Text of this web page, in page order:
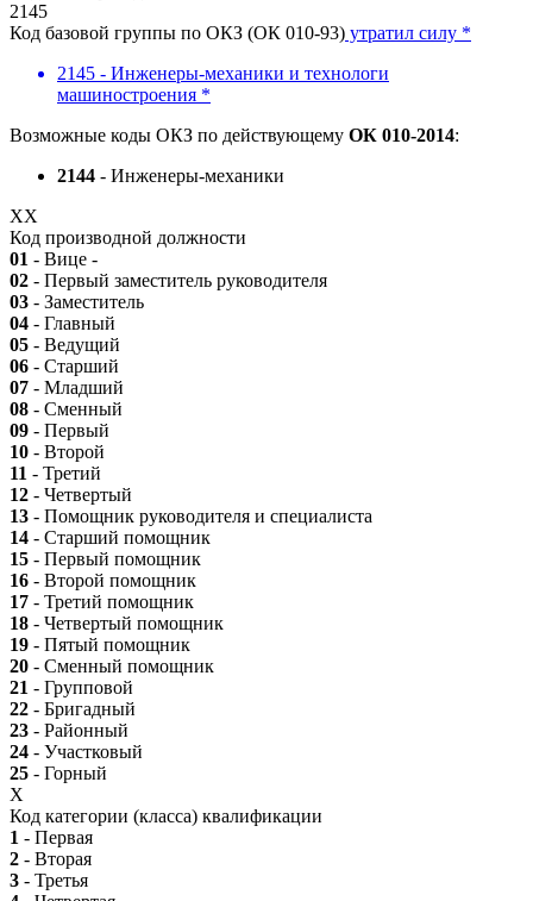
2145
Код базовой группы по ОКЗ (ОК 010-93) утратил силу *
2145 - Инженеры-механики и технологи
машиностроения *
Возможные коды ОКЗ по действующему ОК 010-2014:
2144 - Инженеры-механики
XX
Код производной должности
01 - Вице -
02 - Первый заместитель руководителя
03 - Заместитель
04 - Главный
05 - Ведущий
06 - Старший
07 - Младший
08 - Сменный
09 - Первый
10 - Второй
11 - Третий
12 - Четвертый
13 - Помощник руководителя и специалиста
14 - Старший помощник
15 - Первый помощник
16 - Второй помощник
17 - Третий помощник
18 - Четвертый помощник
19 - Пятый помощник
20 - Сменный помощник
21 - Групповой
22 - Бригадный
23 - Районный
24 - Участковый
25 - Горный
X
Код категории (класса) квалификации
1 - Первая
2 - Вторая
3 - Третья